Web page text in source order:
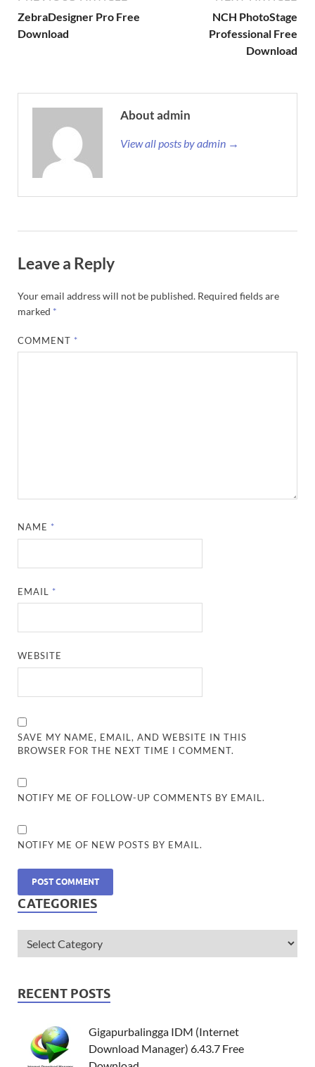
ZebraDesigner Pro Free
Download
NCH PhotoStage
Professional Free
Download
About admin
View all posts by admin →
Leave a Reply
Your email address will not be published. Required fields are
marked *
COMMENT *
NAME *
EMAIL *
WEBSITE
SAVE MY NAME, EMAIL, AND WEBSITE IN THIS
BROWSER FOR THE NEXT TIME I COMMENT.
NOTIFY ME OF FOLLOW-UP COMMENTS BY EMAIL.
NOTIFY ME OF NEW POSTS BY EMAIL.
CATEGORIES
RECENT POSTS
Gigapurbalingga IDM (Internet
Download Manager) 6.43.7 Free